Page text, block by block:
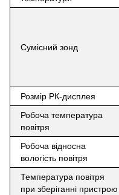
Сумісний зонд
Розмір РК-дисплея
Робоча температура
повітря
Робоча відносна
вологість повітря
Температура повітря
при зберіганні пристрою